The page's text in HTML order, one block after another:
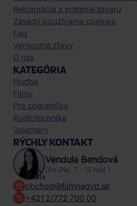
Reklamácia a vrátenie tovaru
Zásady používania cookies
Faq
Vernostné zľavy
O nás
KATEGÓRIA
Hudba
Filmy
Pre zberateľov
Audiotechnika
Vouchery
RÝCHLY KONTAKT
Vendula Bendová
(Po-Pia, 7 - 15 hod.)
obchod@filmnadvd.sk
+421 2/772 700 00